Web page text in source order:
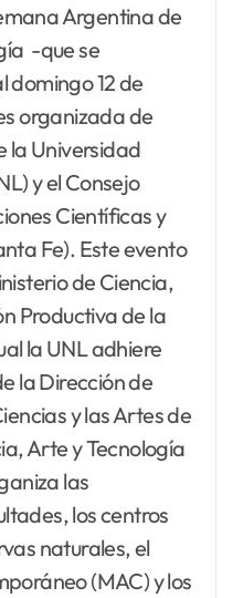
Argentina de
-que se
domingo 12 de
organizada de
la Universidad
y el Consejo
Científicas y
Fe). Este evento
de Ciencia,
Productiva de la
la UNL adhiere
la Dirección de
y las Artes de
Arte y Tecnología
las
los centros
naturales, el
(MAC) y los